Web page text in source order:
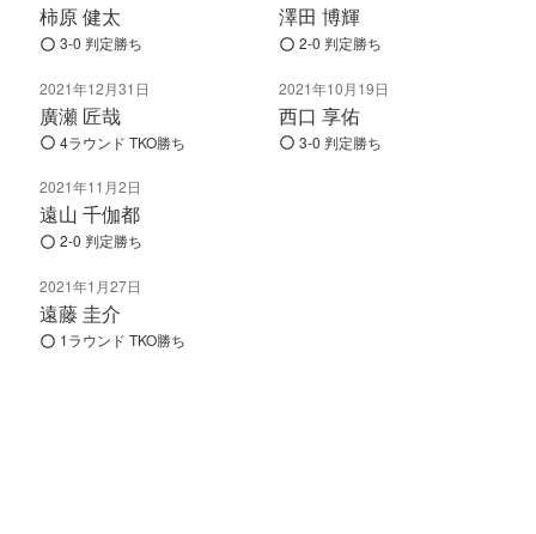
柿原 健太
3-0 判定勝ち
2021年12月31日
廣瀬 匠哉
4ラウンド TKO勝ち
2021年11月2日
遠山 千伽都
2-0 判定勝ち
2021年1月27日
遠藤 圭介
1ラウンド TKO勝ち
澤田 博輝
2-0 判定勝ち
2021年10月19日
西口 享佑
3-0 判定勝ち